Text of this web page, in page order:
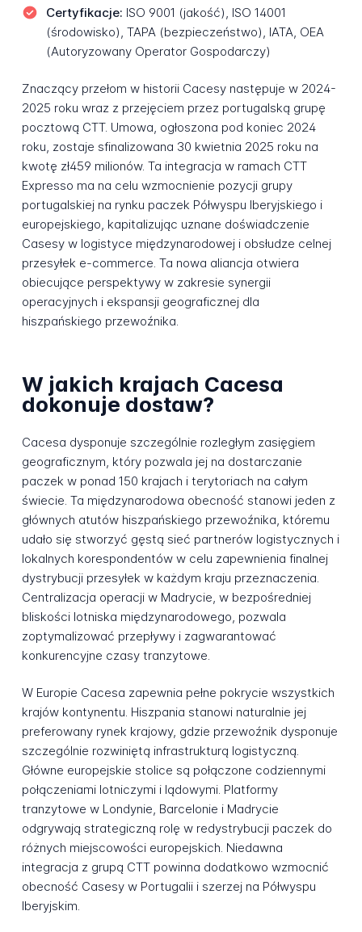
Certyfikacje: ISO 9001 (jakość), ISO 14001
(środowisko), TAPA (bezpieczeństwo), IATA, OEA
(Autoryzowany Operator Gospodarczy)
Znaczący przełom w historii Cacesy następuje w 2024-
2025 roku wraz z przejęciem przez portugalską grupę
pocztową CTT. Umowa, ogłoszona pod koniec 2024
roku, zostaje sfinalizowana 30 kwietnia 2025 roku na
kwotę zł459 milionów. Ta integracja w ramach CTT
Expresso ma na celu wzmocnienie pozycji grupy
portugalskiej na rynku paczek Półwyspu Iberyjskiego i
europejskiego, kapitalizując uznane doświadczenie
Casesy w logistyce międzynarodowej i obsłudze celnej
przesyłek e-commerce. Ta nowa aliancja otwiera
obiecujące perspektywy w zakresie synergii
operacyjnych i ekspansji geograficznej dla
hiszpańskiego przewoźnika.
W jakich krajach Cacesa
dokonuje dostaw?
Cacesa dysponuje szczególnie rozległym zasięgiem
geograficznym, który pozwala jej na dostarczanie
paczek w ponad 150 krajach i terytoriach na całym
świecie. Ta międzynarodowa obecność stanowi jeden z
głównych atutów hiszpańskiego przewoźnika, któremu
udało się stworzyć gęstą sieć partnerów logistycznych i
lokalnych korespondentów w celu zapewnienia finalnej
dystrybucji przesyłek w każdym kraju przeznaczenia.
Centralizacja operacji w Madrycie, w bezpośredniej
bliskości lotniska międzynarodowego, pozwala
zoptymalizować przepływy i zagwarantować
konkurencyjne czasy tranzytowe.
W Europie Cacesa zapewnia pełne pokrycie wszystkich
krajów kontynentu. Hiszpania stanowi naturalnie jej
preferowany rynek krajowy, gdzie przewoźnik dysponuje
szczególnie rozwiniętą infrastrukturą logistyczną.
Główne europejskie stolice są połączone codziennymi
połączeniami lotniczymi i lądowymi. Platformy
tranzytowe w Londynie, Barcelonie i Madrycie
odgrywają strategiczną rolę w redystrybucji paczek do
różnych miejscowości europejskich. Niedawna
integracja z grupą CTT powinna dodatkowo wzmocnić
obecność Casesy w Portugalii i szerzej na Półwyspu
Iberyjskim.